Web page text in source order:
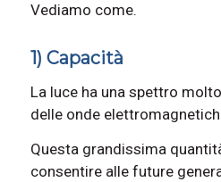
Vediamo come.
1) Capacità
La luce ha una spettro
delle onde
Questa grandissima
consentire alle future